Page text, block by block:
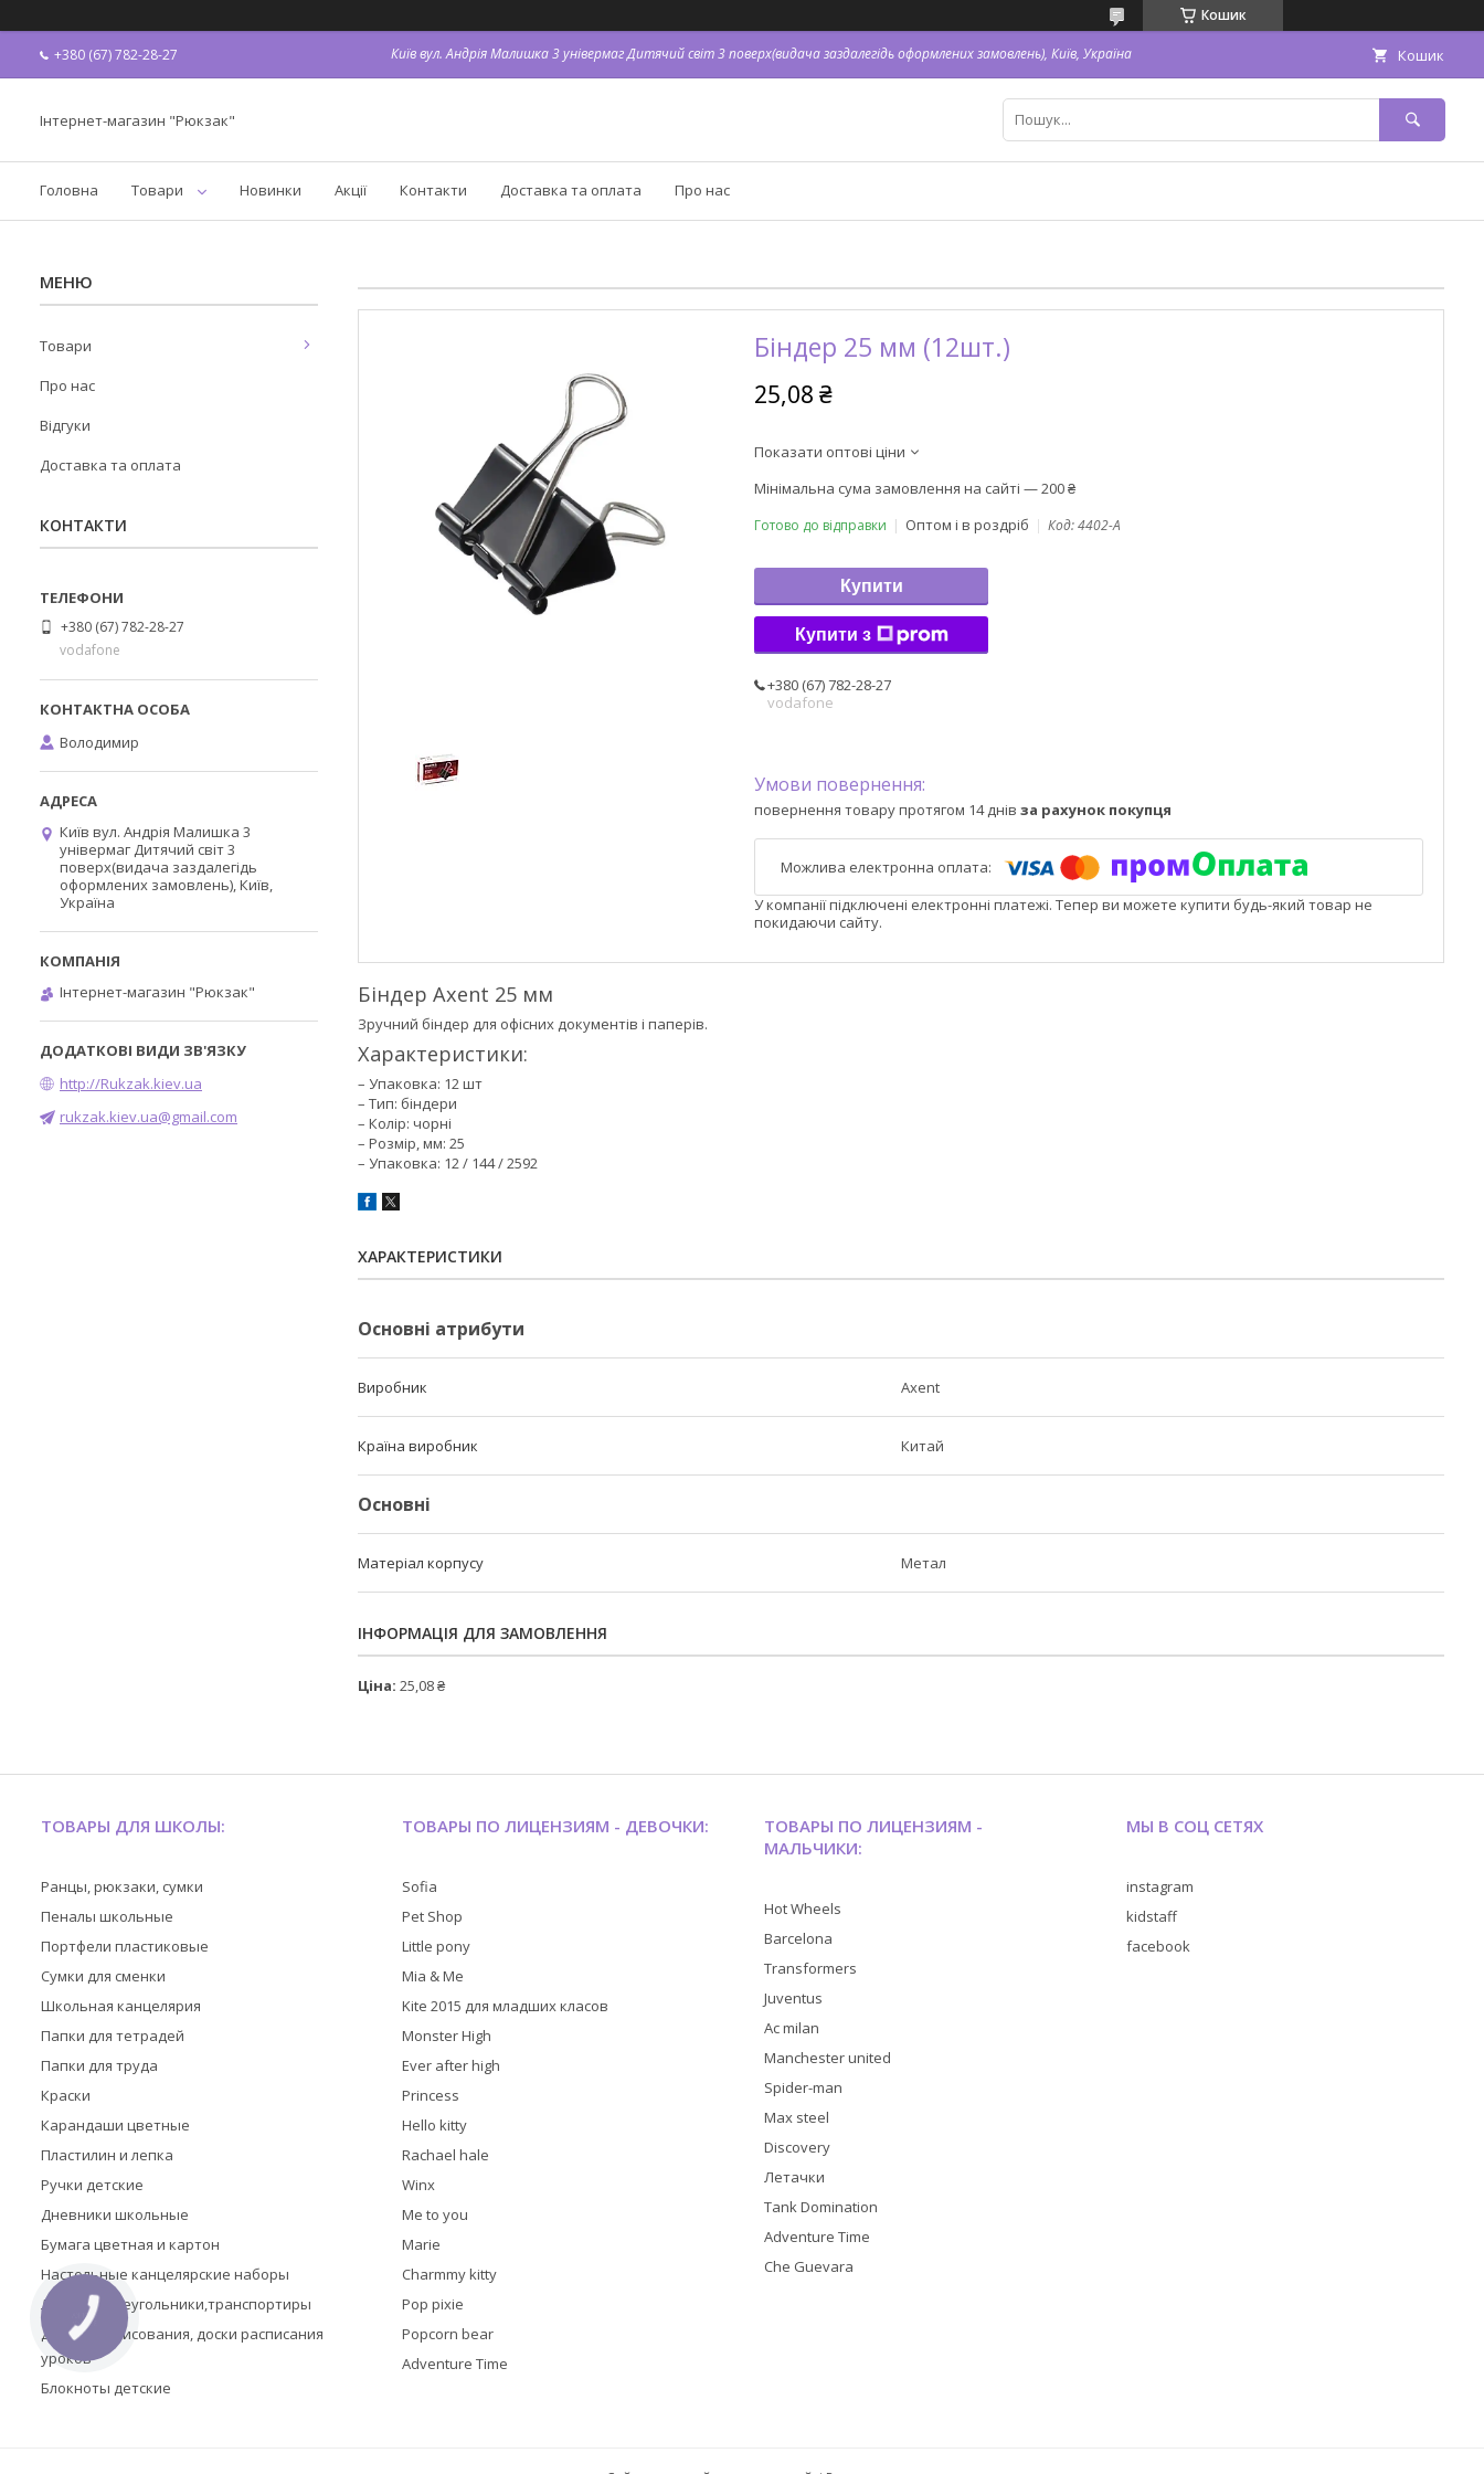
Кошик
+380 (67) 782-28-27 Київ вул. Андрія Малишка 3 універмаг Дитячий світ 3 поверх(видача заздалегідь оформлених замовлень), Київ, Україна Кошик
Інтернет-магазин "Рюкзак"
Головна Товари Новинки Акції Контакти Доставка та оплата Про нас
Біндер 25 мм (12шт.)
25,08 ₴
Показати оптові ціни
Мінімальна сума замовлення на сайті — 200 ₴
Готово до відправки Оптом і в роздріб Код:4402-A
Купити
Купити з
+380 (67) 782-28-27
vodafone
повернення товару протягом 14 днів за рахунок покупця
У компанії підключені електронні платежі. Тепер ви можете купити будь-який товар не
покидаючи сайту.
Біндер Axent 25 мм
Зручний біндер для офісних документів і паперів.
Характеристики:
– Упаковка: 12 шт
– Тип: біндери
– Колір: чорні
– Розмір, мм: 25
– Упаковка: 12 / 144 / 2592
ХАРАКТЕРИСТИКИ
Основні атрибути
Виробник Axent
Країна виробник Китай
Основні
Матеріал корпусу Метал
ІНФОРМАЦІЯ ДЛЯ ЗАМОВЛЕННЯ
Ціна: 25,08 ₴
Товари
Про нас
Відгуки
Доставка та оплата
КОНТАКТИ
+380 (67) 782-28-27
vodafone
Володимир
Київ вул. Андрія Малишка 3
універмаг Дитячий світ 3
поверх(видача заздалегідь
оформлених замовлень), Київ,
Україна
Інтернет-магазин "Рюкзак"
http://Rukzak.kiev.ua
rukzak.kiev.ua@gmail.com
ТОВАРЫ ДЛЯ ШКОЛЫ:
Ранцы, рюкзаки, сумки
Пеналы школьные
Портфели пластиковые
Сумки для сменки
Школьная канцелярия
Папки для тетрадей
Папки для труда
Краски
Карандаши цветные
Пластилин и лепка
Ручки детские
Дневники школьные
Бумага цветная и картон
Настольные канцелярские наборы
Линейки,треугольники,транспортиры
Доски для рисования, доски расписания
уроков
Блокноты детские
ТОВАРЫ ПО ЛИЦЕНЗИЯМ - ДЕВОЧКИ:
Sofia
Pet Shop
Little pony
Mia & Me
Kite 2015 для младших класов
Monster High
Ever after high
Princess
Hello kitty
Rachael hale
Winx
Me to you
Marie
Charmmy kitty
Pop pixie
Popcorn bear
Adventure Time
ТОВАРЫ ПО ЛИЦЕНЗИЯМ -
МАЛЬЧИКИ:
Hot Wheels
Barcelona
Transformers
Juventus
Ac milan
Manchester united
Spider-man
Max steel
Discovery
Летачки
Tank Domination
Adventure Time
Che Guevara
МЫ В СОЦ СЕТЯХ
instagram
kidstaff
facebook
КНОПКА
ЗВ'ЯЗКУ